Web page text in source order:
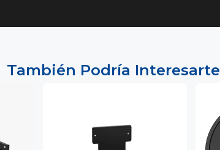
También Podría Interesarte